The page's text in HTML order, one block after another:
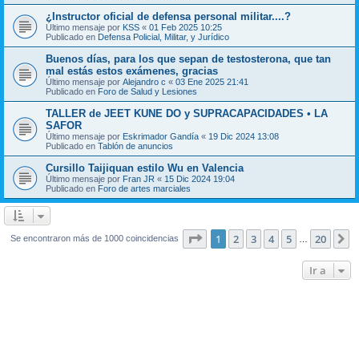
¿Instructor oficial de defensa personal militar....?
Último mensaje por KSS « 01 Feb 2025 10:25
Publicado en Defensa Policial, Militar, y Jurídico
Buenos días, para los que sepan de testosterona, que tan
mal estás estos exámenes, gracias
Último mensaje por Alejandro c « 03 Ene 2025 21:41
Publicado en Foro de Salud y Lesiones
TALLER de JEET KUNE DO y SUPRACAPACIDADES • LA
SAFOR
Último mensaje por Eskrimador Gandía « 19 Dic 2024 13:08
Publicado en Tablón de anuncios
Cursillo Taijiquan estilo Wu en Valencia
Último mensaje por Fran JR « 15 Dic 2024 19:04
Publicado en Foro de artes marciales
Se encontraron más de 1000 coincidencias Página de 20
1 2 3 4 5 20
Ir a